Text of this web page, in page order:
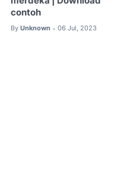
contoh
By Unknown • 06 Jul, 2023